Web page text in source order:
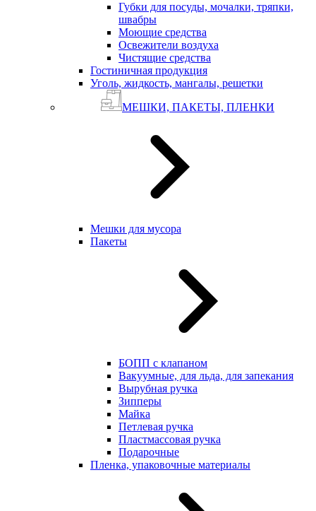
Губки для посуды, мочалки, тряпки,
швабры
Моющие средства
Освежители воздуха
Чистящие средства
Гостиничная продукция
Уголь, жидкость, мангалы, решетки
МЕШКИ, ПАКЕТЫ, ПЛЕНКИ
Мешки для мусора
Пакеты
БОПП с клапаном
Вакуумные, для льда, для запекания
Вырубная ручка
Зипперы
Майка
Петлевая ручка
Пластмассовая ручка
Подарочные
Пленка, упаковочные материалы